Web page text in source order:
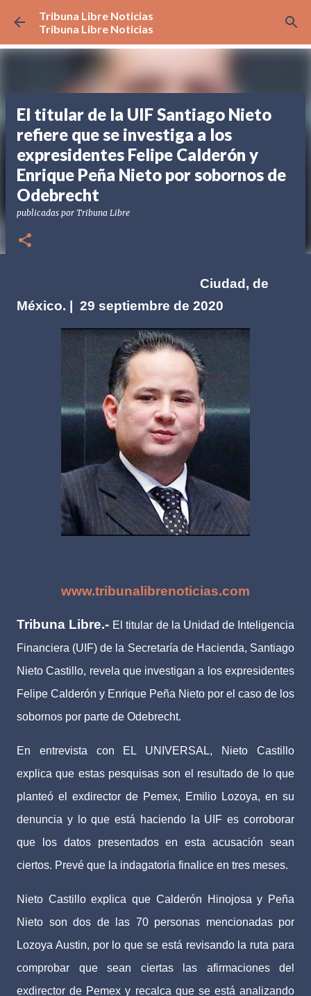
Ir al contenido principal
Tribuna Libre Noticias
Tribuna Libre Noticias
El titular de la UIF Santiago Nieto
refiere que se investiga a los
expresidentes Felipe Calderón y
Enrique Peña Nieto por sobornos de
Odebrecht
publicadas por Tribuna Libre
Ciudad, de
México. | 29 septiembre de 2020
www.tribunalibrenoticias.com
Tribuna Libre.- El titular de la Unidad de Inteligencia
Financiera (UIF) de la Secretaría de Hacienda, Santiago
Nieto Castillo, revela que investigan a los expresidentes
Felipe Calderón y Enrique Peña Nieto por el caso de los
sobornos por parte de Odebrecht.
En entrevista con EL UNIVERSAL, Nieto Castillo
explica que estas pesquisas son el resultado de lo que
planteó el exdirector de Pemex, Emilio Lozoya, en su
denuncia y lo que está haciendo la UIF es corroborar
que los datos presentados en esta acusación sean
ciertos. Prevé que la indagatoria finalice en tres meses.
Nieto Castillo explica que Calderón Hinojosa y Peña
Nieto son dos de las 70 personas mencionadas por
Lozoya Austin, por lo que se está revisando la ruta para
comprobar que sean ciertas las afirmaciones del
exdirector de Pemex y recalca que se está analizando